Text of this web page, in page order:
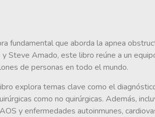
fundamental que aborda la apnea
Amado, este libro reúne a un
de personas en todo el mundo.
explora temas clave como el
como no quirúrgicas. Además,
y enfermedades autoinmunes,